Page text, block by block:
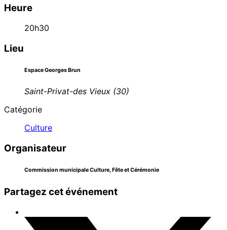
Heure
20h30
Lieu
Espace Georges Brun
Saint-Privat-des Vieux (30)
Catégorie
Culture
Organisateur
Commission municipale Culture, Fête et Cérémonie
Partagez cet événement